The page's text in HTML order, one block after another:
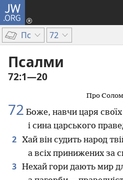
JW.ORG
Пс 72
Псалми
72:1—20
Про
72 Боже, навчи царя своїх
і сина царського
2 Хай він судить народ
а всіх принижених за
3 Нехай гори дають мир